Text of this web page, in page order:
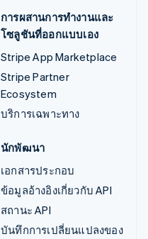
การผสานการทำงานและ
โซลูชันที่ออกแบบเอง
Stripe App Marketplace
Stripe Partner
Ecosystem
บริการเฉพาะทาง
นักพัฒนา
เอกสารประกอบ
ข้อมูลอ้างอิงเกี่ยวกับ API
สถานะ API
บันทึกการเปลี่ยนแปลงของ